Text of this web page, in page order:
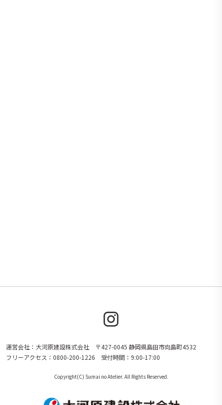
運営会社：大河原建設株式会社 〒427-0045 静岡県島田市向島町4532
フリーアクセス：0800-200-1226 受付時間：9:00-17:00
Copyright(C) Sumai no Atelier. All Rights Reserved.